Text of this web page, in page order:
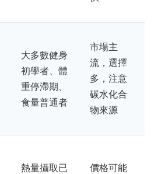
大多數健身
初學者、體
重停滯期、
食量普通者
市場主
流，選擇
多，注意
碳水化合
物來源
熱量攝取已
價格可能